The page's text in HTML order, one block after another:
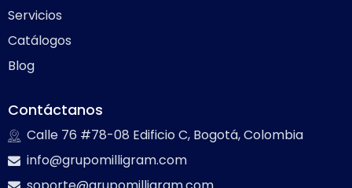
Servicios
Catálogos
Blog
Contáctanos
Calle 76 #78-08 Edificio C, Bogotá, Colombia
info@grupomilligram.com